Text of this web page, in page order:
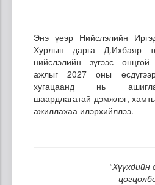
Энэ үеэр Нийслэлийн
Хурлын дарга Д.Ихбаяр
нийслэлийн зүгээс
ажлыг 2027 оны
хугацаанд нь
шаардлагатай дэмжлэг,
ажиллахаа илэрхийллээ.
“Хүүхдийн